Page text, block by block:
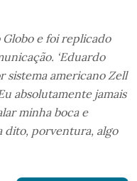
Globo e foi replicado
‘Eduardo
sistema americano Zell
absolutamente jamais
minha boca e
dito, porventura, algo